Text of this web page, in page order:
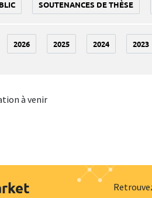
SOUTENANCES DE THÈSE
2026 2025 2024 2023
à venir